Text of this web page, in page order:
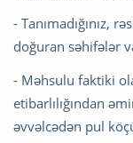
- Tanımadığınız,
doğuran səhifələr
- Məhsulu faktiki
etibarlılığından
əvvəlcədən pul